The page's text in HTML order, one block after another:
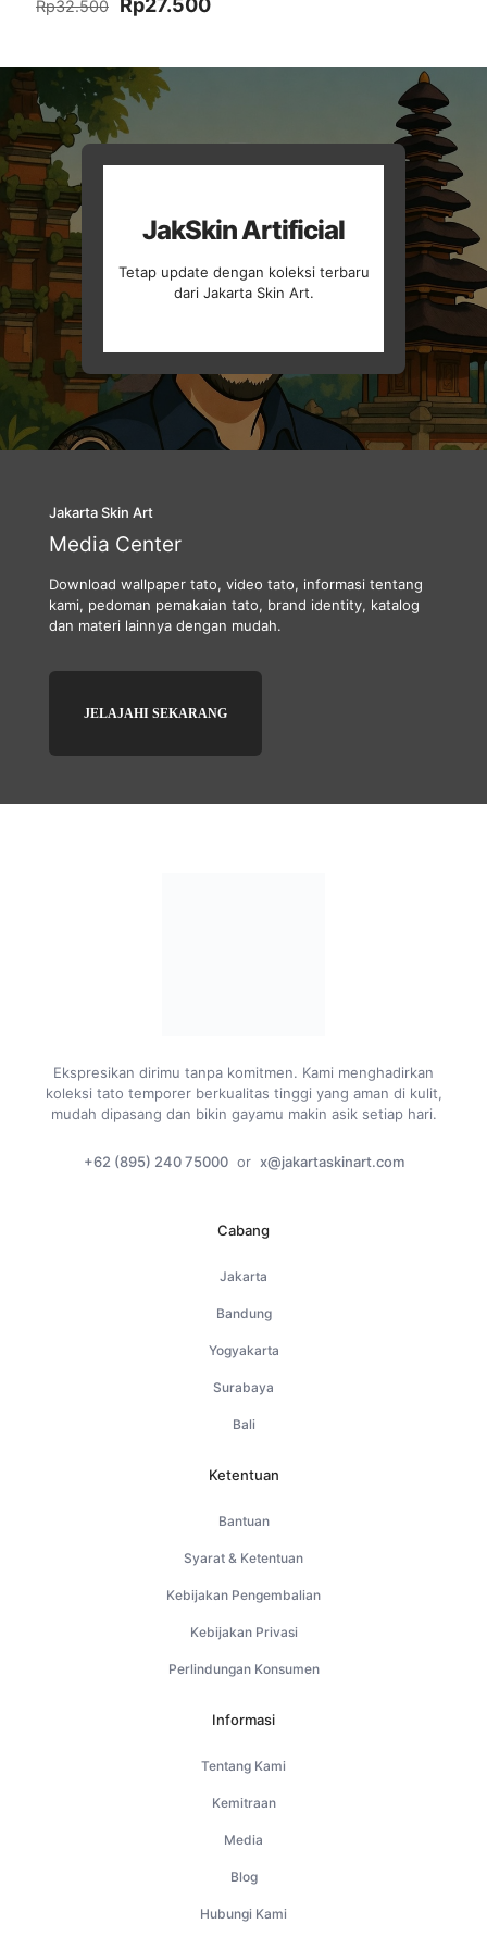
Rp32.500
aslinya
Rp32.500.adalah:
JakSkin Artificial
Tetap update dengan koleksi terbaru
dari Jakarta Skin Art.
Jakarta Skin Art
Media Center
Download wallpaper tato, video tato, informasi tentang
kami, pedoman pemakaian tato, brand identity, katalog
dan materi lainnya dengan mudah.
JELAJAHI SEKARANG
Ekspresikan dirimu tanpa komitmen. Kami menghadirkan
koleksi tato temporer berkualitas tinggi yang aman di kulit,
mudah dipasang dan bikin gayamu makin asik setiap hari.
+62 (895) 240 75000 or x@jakartaskinart.com
Cabang
Jakarta
Bandung
Yogyakarta
Surabaya
Bali
Ketentuan
Bantuan
Syarat & Ketentuan
Kebijakan Pengembalian
Kebijakan Privasi
Perlindungan Konsumen
Informasi
Tentang Kami
Kemitraan
Media
Blog
Hubungi Kami